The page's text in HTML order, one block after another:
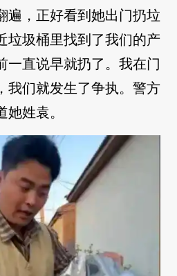
遍，正好看到她出门扔垃
垃圾桶里找到了我们的产
一直说早就扔了。我在门
我们就发生了争执。警方
姓袁。